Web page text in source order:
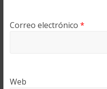
Correo electrónico *
Web